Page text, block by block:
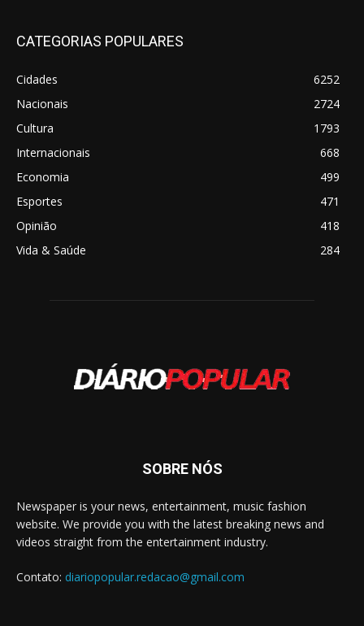
CATEGORIAS POPULARES
Cidades
6252
Nacionais
2724
Cultura
1793
Internacionais
668
Economia
499
Esportes
471
Opinião
418
Vida & Saúde
284
SOBRE NÓS
Newspaper is your news, entertainment, music fashion
website. We provide you with the latest breaking news and
videos straight from the entertainment industry.
Contato: diariopopular.redacao@gmail.com